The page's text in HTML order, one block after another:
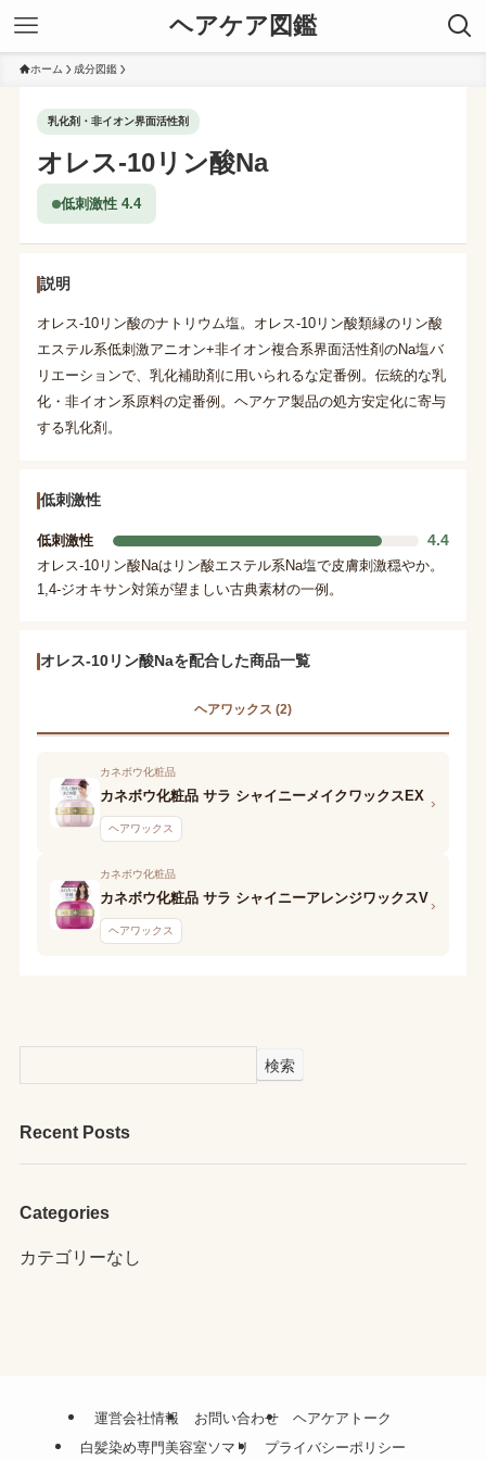
ヘアケア図鑑
ホーム 成分図鑑
乳化剤・非イオン界面活性剤
オレス-10リン酸Na
低刺激性 4.4
説明
オレス-10リン酸のナトリウム塩。オレス-10リン酸類縁のリン酸
エステル系低刺激アニオン+非イオン複合系界面活性剤のNa塩バ
リエーションで、乳化補助剤に用いられるな定番例。伝統的な乳
化・非イオン系原料の定番例。ヘアケア製品の処方安定化に寄与
する乳化剤。
低刺激性
低刺激性 4.4
オレス-10リン酸Naはリン酸エステル系Na塩で皮膚刺激穏やか。
1,4-ジオキサン対策が望ましい古典素材の一例。
オレス-10リン酸Naを配合した商品一覧
ヘアワックス (2)
カネボウ化粧品
カネボウ化粧品 サラ シャイニーメイクワックスEX
ヘアワックス
›
カネボウ化粧品
カネボウ化粧品 サラ シャイニーアレンジワックスV
ヘアワックス
›
検索
Recent Posts
Categories
カテゴリーなし
運営会社情報 お問い合わせ
ヘアケアトーク
白髪染め専門美容室ソマリ
プライバシーポリシー